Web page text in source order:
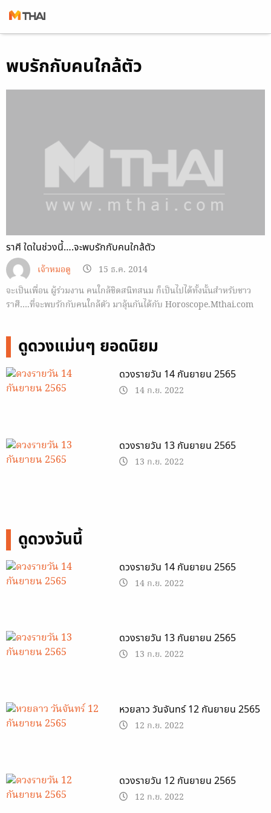
toพบรักกับคนใกล้ตัว
ราศี ใดในช่วงนี้….จะพบรักกับคนใกล้ตัว
เจ้าหมอดู
15 ธ.ค. 2014
จะเป็นเพื่อน ผู้ร่วมงาน คนใกล้ชิดสนิทสนม ก็เป็นไปได้ทั้งนั้นสำหรับชาว
ราศี….ที่จะพบรักกับคนใกล้ตัว มาลุ้นกันได้กับ Horoscope.Mthai.com
ดูดวงแม่นๆ ยอดนิยม
ดวงรายวัน 14 กันยายน 2565
14 ก.ย. 2022
ดวงรายวัน 13 กันยายน 2565
13 ก.ย. 2022
ดูดวงวันนี้
ดวงรายวัน 14 กันยายน 2565
14 ก.ย. 2022
ดวงรายวัน 13 กันยายน 2565
13 ก.ย. 2022
หวยลาว วันจันทร์ 12 กันยายน 2565
12 ก.ย. 2022
ดวงรายวัน 12 กันยายน 2565
12 ก.ย. 2022